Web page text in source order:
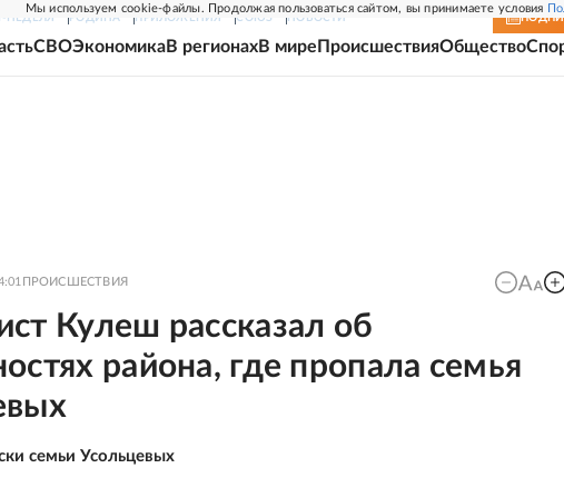
Мы используем cookie-файлы. Продолжая пользоваться сайтом, вы принимаете условия
НЕДЕЛЯ РОДИНА ПРИЛОЖЕНИЯ СОЮЗ НОВОСТИ
СВОЭкономикаВ регионахВ мире ПроисшествияОбщество
ПРОИСШЕСТВИЯ
Кулеш рассказал об
района, где пропала семья
семьи Усольцевых